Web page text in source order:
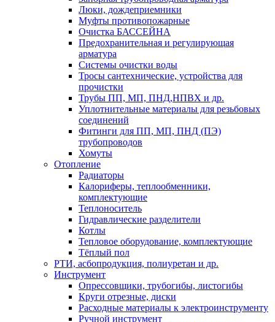
Люки, дождеприемники
Муфты противопожарные
Очистка БАССЕЙНА
Предохранительная и регулирующая
арматура
Системы очистки воды
Тросы сантехнические, устройства для
прочистки
Трубы ПП, МП, ПНД,НПВХ и др.
Уплотнительные материалы для резьбовых
соединений
Фитинги для ПП, МП, ПНД (ПЭ)
трубопроводов
Хомуты
Отопление
Радиаторы
Калориферы, теплообменники,
комплектующие
Теплоноситель
Гидравлические разделители
Котлы
Тепловое оборудование, комплектующие
Тёплый пол
РТИ, асбопродукция, полиуретан и др.
Инструмент
Опрессовщики, трубогибы, листогибы
Круги отрезные, диски
Расходные материалы к электроинструменту
Ручной инструмент